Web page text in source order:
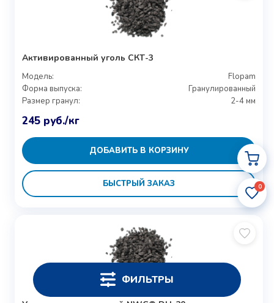
0
ФИЛЬТРЫ
Активированный уголь СКТ-3
Модель:
Flopam
Форма выпуска:
Гранулированный
Размер гранул:
2-4 мм
245 руб./кг
ДОБАВИТЬ В КОРЗИНУ
БЫСТРЫЙ ЗАКАЗ